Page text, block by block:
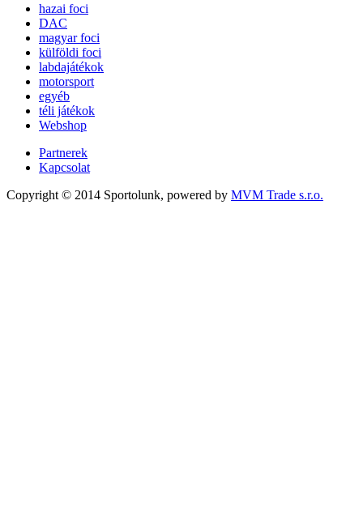
hazai foci
DAC
magyar foci
külföldi foci
labdajátékok
motorsport
egyéb
téli játékok
Webshop
Partnerek
Kapcsolat
Copyright © 2014 Sportolunk, powered by MVM Trade s.r.o.